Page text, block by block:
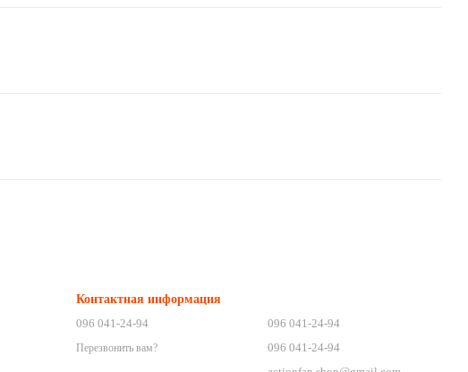
Контактная информация
096 041-24-94
Перезвонить вам?
096 041-24-94
096 041-24-94